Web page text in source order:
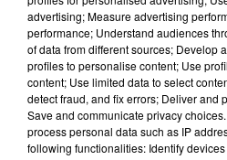
6 août 2026
SI TOUT LE MONDE FAIT
PROCHAINE JE
advertising; Measure advertising
performance; Understand audiences
of data from different sources; Develop
profiles to personalise content; Use
content; Use limited data to select
detect fraud, and fix errors; Deliver and
Save and communicate privacy
process personal data such as IP
following functionalities: Identify